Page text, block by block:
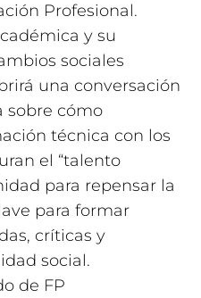
Profesional.
y su
sociales
una conversación
sobre cómo
técnica con los
el “talento
para repensar la
para formar
críticas y
social.
de FP